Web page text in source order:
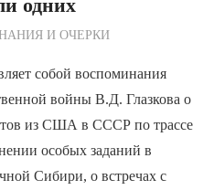
одних
РедакцииИ ОЧЕРКИ
собой воспоминания
войны В.Д. Глазкова о
из США в СССР по трассе
особых заданий в
Сибири, о встречах с